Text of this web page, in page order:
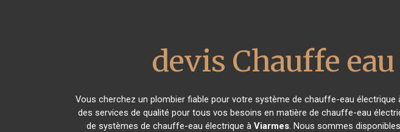
devis Chauffe
Vous cherchez un plombier fiable pour votre système de chauffe-eau électrique
des services de qualité pour tous vos besoins en matière de chauffe-eau
de systèmes de chauffe-eau électrique à Viarmes. Nous sommes